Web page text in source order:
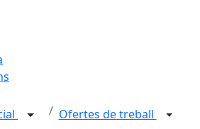
Ofertes de treball